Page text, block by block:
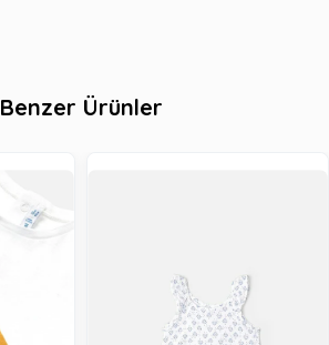
Benzer Ürünler